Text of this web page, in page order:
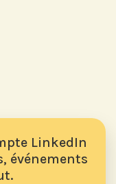
LinkedIn
événements